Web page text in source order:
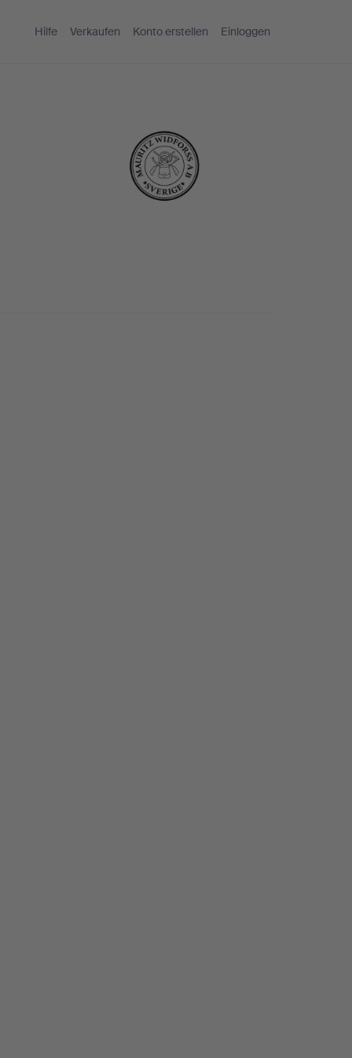
Hilfe Verkaufen Konto erstellen Einloggen